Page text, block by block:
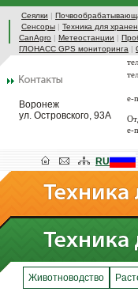
Сеялки |
Сенсоры | Техника для
CanAgro | Метеостанции |
ГЛОНАСС GPS мониторинга |
Воронеж
ул. Островского, 93А
e-
e-
RU
Животноводство